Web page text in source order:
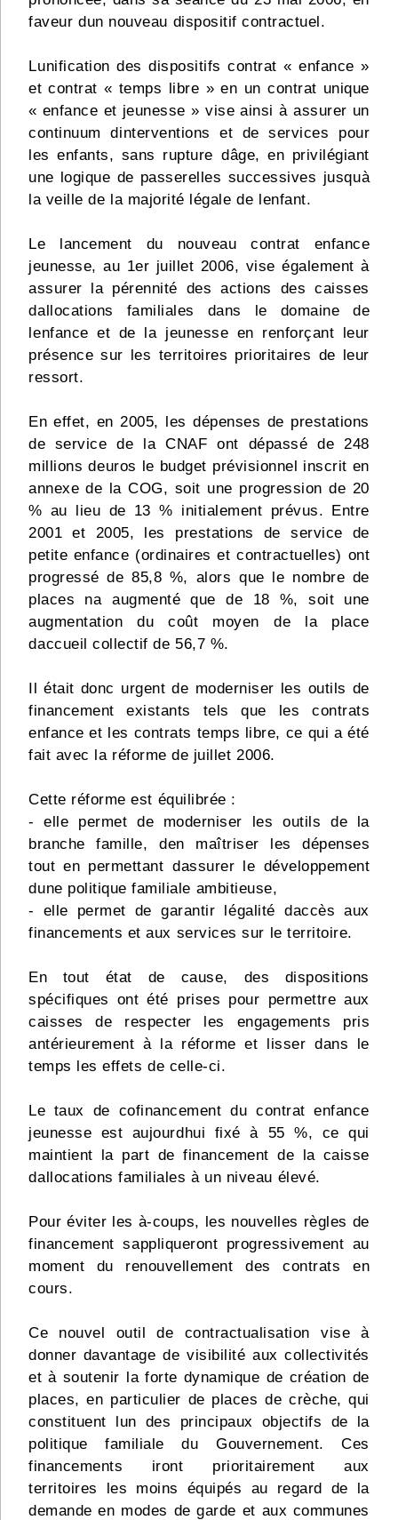
faveur dun nouveau dispositif contractuel.
Lunification des dispositifs contrat « enfance »
et contrat « temps libre » en un contrat unique
« enfance et jeunesse » vise ainsi à assurer un
continuum dinterventions et de services pour
les enfants, sans rupture dâge, en privilégiant
une logique de passerelles successives jusquà
la veille de la majorité légale de lenfant.
Le lancement du nouveau contrat enfance
jeunesse, au 1er juillet 2006, vise également à
assurer la pérennité des actions des caisses
dallocations familiales dans le domaine de
lenfance et de la jeunesse en renforçant leur
présence sur les territoires prioritaires de leur
ressort.
En effet, en 2005, les dépenses de prestations
de service de la CNAF ont dépassé de 248
millions deuros le budget prévisionnel inscrit en
annexe de la COG, soit une progression de 20
% au lieu de 13 % initialement prévus. Entre
2001 et 2005, les prestations de service de
petite enfance (ordinaires et contractuelles) ont
progressé de 85,8 %, alors que le nombre de
places na augmenté que de 18 %, soit une
augmentation du coût moyen de la place
daccueil collectif de 56,7 %.
Il était donc urgent de moderniser les outils de
financement existants tels que les contrats
enfance et les contrats temps libre, ce qui a été
fait avec la réforme de juillet 2006.
Cette réforme est équilibrée :
- elle permet de moderniser les outils de la
branche famille, den maîtriser les dépenses
tout en permettant dassurer le développement
dune politique familiale ambitieuse,
- elle permet de garantir légalité daccès aux
financements et aux services sur le territoire.
En tout état de cause, des dispositions
spécifiques ont été prises pour permettre aux
caisses de respecter les engagements pris
antérieurement à la réforme et lisser dans le
temps les effets de celle-ci.
Le taux de cofinancement du contrat enfance
jeunesse est aujourdhui fixé à 55 %, ce qui
maintient la part de financement de la caisse
dallocations familiales à un niveau élevé.
Pour éviter les à-coups, les nouvelles règles de
financement sappliqueront progressivement au
moment du renouvellement des contrats en
cours.
Ce nouvel outil de contractualisation vise à
donner davantage de visibilité aux collectivités
et à soutenir la forte dynamique de création de
places, en particulier de places de crèche, qui
constituent lun des principaux objectifs de la
politique familiale du Gouvernement. Ces
financements iront prioritairement aux
territoires les moins équipés au regard de la
demande en modes de garde et aux communes